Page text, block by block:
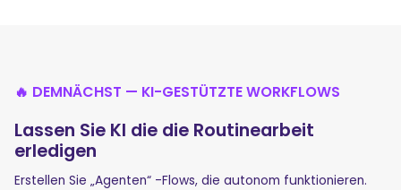
🔥 DEMNÄCHST — KI-GESTÜTZTE WORKFLOWS
Lassen Sie KI die die Routinearbeit
erledigen
Erstellen Sie „Agenten“ -Flows, die autonom funktionieren.